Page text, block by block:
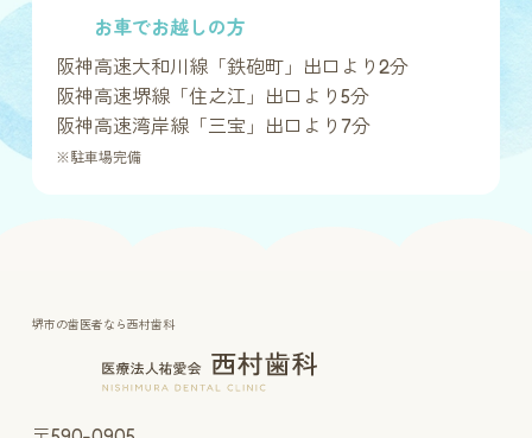
お車でお越しの方
阪神高速大和川線「鉄砲町」出口より2分
阪神高速堺線「住之江」出口より5分
阪神高速湾岸線「三宝」出口より7分
※駐車場完備
堺市の歯医者なら西村歯科